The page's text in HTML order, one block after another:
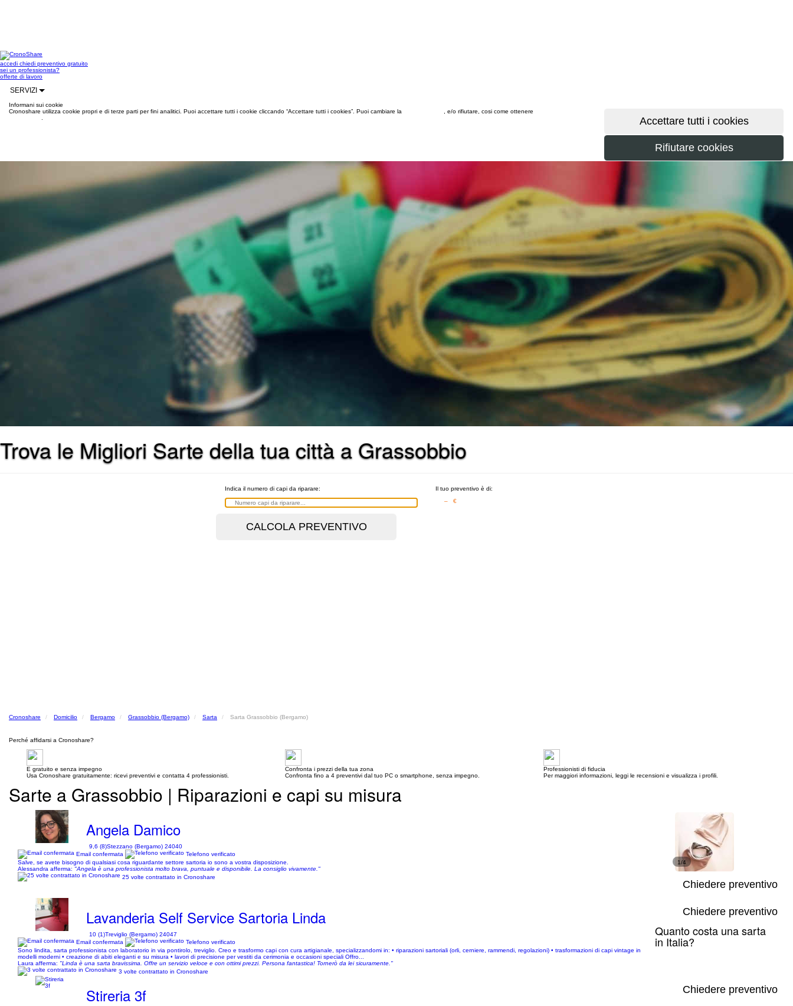
accedi chiedi preventivo gratuito
sei un professionista?
offerte di lavoro
SERVIZI
Informani sui cookie
Cronoshare utilizza cookie propri e di terze parti per fini analitici. Puoi accettare tutti i cookie cliccando “Accettare tutti i cookies”. Puoi cambiare la
, e/o rifiutare, cosi come ottenere
Trova le Migliori Sarte della tua città a Grassobbio
Indica il numero di capi da riparare:
Il tuo preventivo è di:
– €
Cronoshare Domicilio Bergamo Grassobbio (Bergamo) Sarta Sarta Grassobbio (Bergamo)
Perché affidarsi a Cronoshare?
E gratuito e senza impegno
Usa Cronoshare gratuitamente: ricevi preventivi e contatta 4 professionisti.
Confronta i prezzi della tua zona
Confronta fino a 4 preventivi dal tuo PC o smartphone, senza impegno.
Professionisti di fiducia
Per maggiori informazioni, leggi le recensioni e visualizza i profili.
Sarte a Grassobbio | Riparazioni e capi su misura
Angela Damico
9,6 (8)Stezzano (Bergamo) 24040
Email confermata
Telefono verificato
Salve, se avete bisogno di qualsiasi cosa riguardante settore sartoria io sono a vostra disposizione.
Alessandra afferma: "Angela è una professionista molto brava, puntuale e disponibile. La consiglio vivamente."
25 volte contrattato in Cronoshare
1/4
Chiedere preventivo
Lavanderia Self Service Sartoria Linda
10 (1)Treviglio (Bergamo) 24047
Email confermata
Telefono verificato
Sono lindita, sarta professionista con laboratorio in via pontirolo, treviglio. Creo e trasformo capi con cura artigianale, specializzandomi in: • riparazioni sartoriali (orli, cerniere, rammendi, regolazioni) • trasformazioni di capi vintage in
modelli moderni • creazione di abiti eleganti e su misura • lavori di precisione per vestiti da cerimonia e occasioni speciali Offro...
Laura afferma: "Linda è una sarta bravissima. Offre un servizio veloce e con ottimi prezzi. Persona fantastica! Tornerò da lei sicuramente."
3 volte contrattato in Cronoshare
Chiedere preventivo
Stireria 3f Chiedere preventivo
Quanto costa una sarta
in Italia?